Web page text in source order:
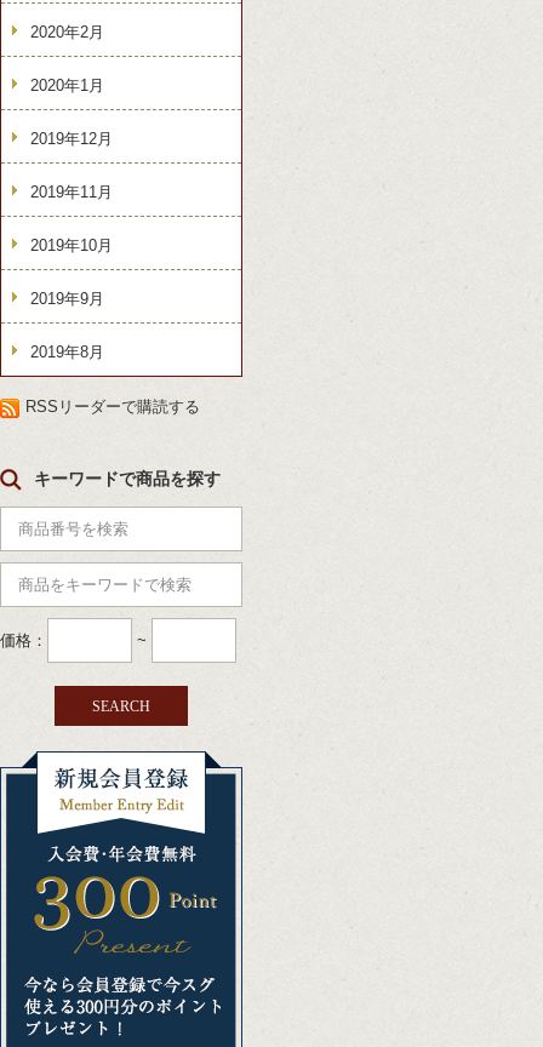
2020年2月
2020年1月
2019年12月
2019年11月
2019年10月
2019年9月
2019年8月
RSSリーダーで購読する
キーワードで商品を探す
価格： ~